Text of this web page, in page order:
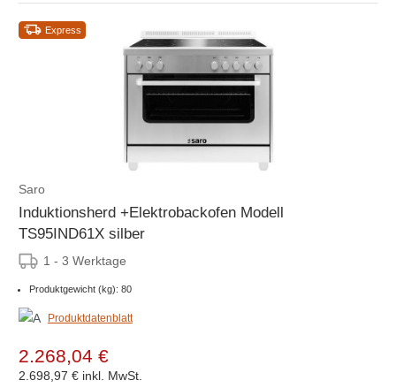
Express
Saro
Induktionsherd +Elektrobackofen Modell
TS95IND61X silber
1 - 3 Werktage
Produktgewicht (kg): 80
Produktdatenblatt
2.268,04 €
2.698,97 € inkl. MwSt.